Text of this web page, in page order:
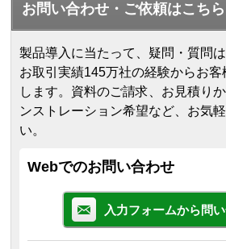
お問い合わせ・ご依頼はこちら
製品導入に当たって、疑問・質問
お取引実績145万社の経験からお客
します。 資料のご請求、お見積り
ンストレーション希望など、お気
い。
Webでのお問い合わせ
入力フォームから問